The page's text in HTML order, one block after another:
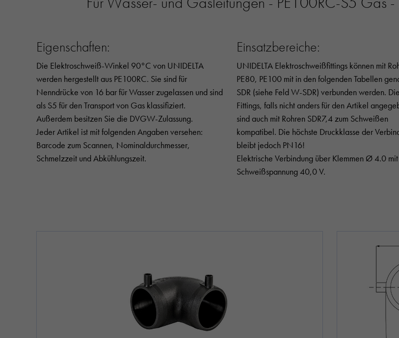
Eigenschaften:
Die Elektroschweiß-Winkel 90°C von UNIDELTA
werden hergestellt aus PE100RC. Sie sind für
Nenndrücke von 16 bar für Wasser zugelassen und sind
als S5 für den Transport von Gas klassifiziert.
Außerdem besitzen Sie die DVGW-Zulassung.
Jeder Artikel ist mit folgenden Angaben versehen:
Barcode zum Scannen, Nominaldurchmesser,
Schmelzzeit und Abkühlungszeit.
Einsatzbereiche:
UNIDELTA Elektroschweißfittings können mit
PE80, PE100 mit in den folgenden Tabellen
SDR (siehe Feld W-SDR) verbunden werden. Die
Fittings, falls nicht anders für den Artikel
sind auch mit Rohren SDR7,4 zum Schweißen
kompatibel. Die höchste Druckklasse der
bleibt jedoch PN16!
Elektrische Verbindung über Klemmen Ø 4.0 mit
Schweißspannung 40,0 V.